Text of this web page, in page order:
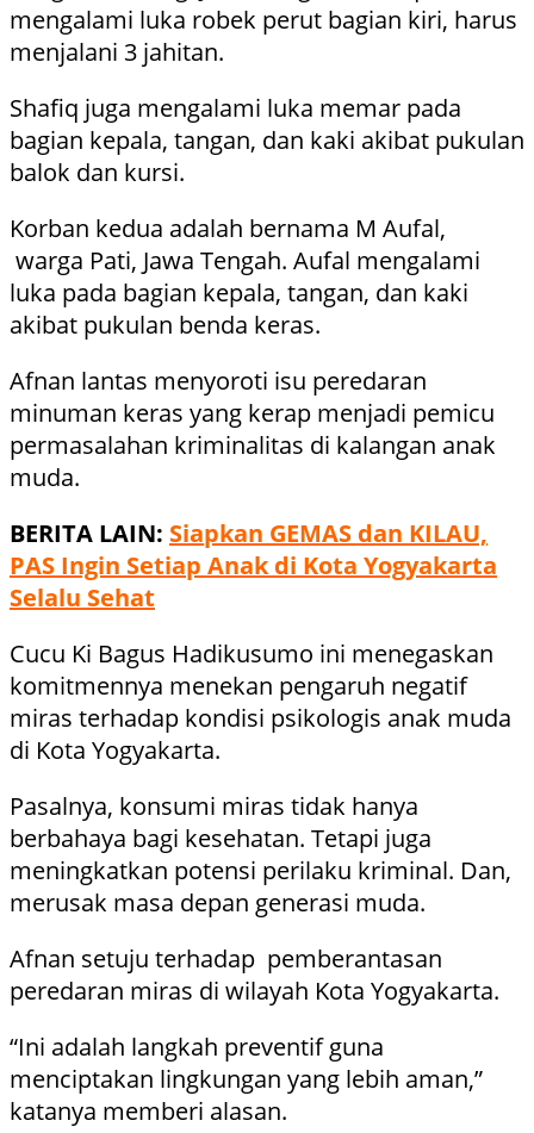
mengalami luka robek perut bagian kiri, harus
menjalani 3 jahitan.
Shafiq juga mengalami luka memar pada
bagian kepala, tangan, dan kaki akibat pukulan
balok dan kursi.
Korban kedua adalah bernama M Aufal,
warga Pati, Jawa Tengah. Aufal mengalami
luka pada bagian kepala, tangan, dan kaki
akibat pukulan benda keras.
Afnan lantas menyoroti isu peredaran
minuman keras yang kerap menjadi pemicu
permasalahan kriminalitas di kalangan anak
muda.
BERITA LAIN: Siapkan GEMAS dan KILAU,
PAS Ingin Setiap Anak di Kota Yogyakarta
Selalu Sehat
Cucu Ki Bagus Hadikusumo ini menegaskan
komitmennya menekan pengaruh negatif
miras terhadap kondisi psikologis anak muda
di Kota Yogyakarta.
Pasalnya, konsumi miras tidak hanya
berbahaya bagi kesehatan. Tetapi juga
meningkatkan potensi perilaku kriminal. Dan,
merusak masa depan generasi muda.
Afnan setuju terhadap pemberantasan
peredaran miras di wilayah Kota Yogyakarta.
“Ini adalah langkah preventif guna
menciptakan lingkungan yang lebih aman,”
katanya memberi alasan.